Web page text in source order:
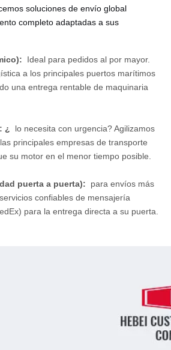
soluciones de envío global
completo adaptadas a sus
Ideal para pedidos al por mayor.
a los principales puertos marítimos
una entrega rentable de maquinaria
¿
lo necesita con urgencia? Agilizamos
principales empresas de transporte
su motor en el menor tiempo posible.
puerta a puerta):
para envíos más
confiables de mensajería
para la entrega directa a su puerta.